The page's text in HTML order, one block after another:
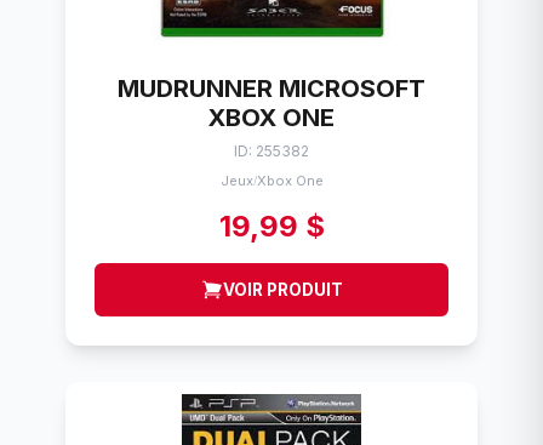
MUDRUNNER MICROSOFT
XBOX ONE
ID: 255382
Jeux/Xbox One
19,99 $
VOIR PRODUIT